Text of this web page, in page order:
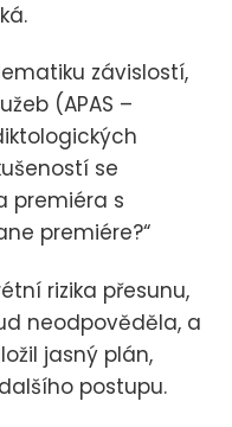
závislostí,
(APAS –
se
premiéra s
premiére?“
rizika přesunu,
neodpověděla, a
jasný plán,
postupu.